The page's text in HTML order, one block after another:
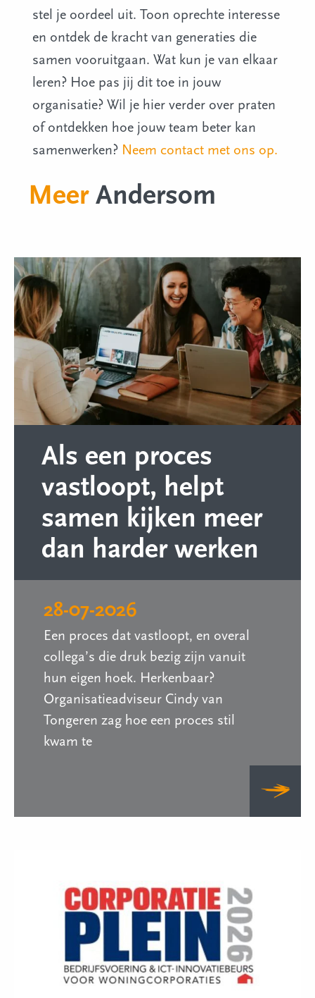
stel je oordeel uit. Toon oprechte interesse
en ontdek de kracht van generaties die
samen vooruitgaan. Wat kun je van elkaar
leren? Hoe pas jij dit toe in jouw
organisatie? Wil je hier verder over praten
of ontdekken hoe jouw team beter kan
samenwerken? Neem contact met ons op.
MeerAndersom
Als een proces
vastloopt, helpt
samen kijken meer
dan harder werken
28-07-2026
Een proces dat vastloopt, en overal
collega’s die druk bezig zijn vanuit
hun eigen hoek. Herkenbaar?
Organisatieadviseur Cindy van
Tongeren zag hoe een proces stil
kwam te